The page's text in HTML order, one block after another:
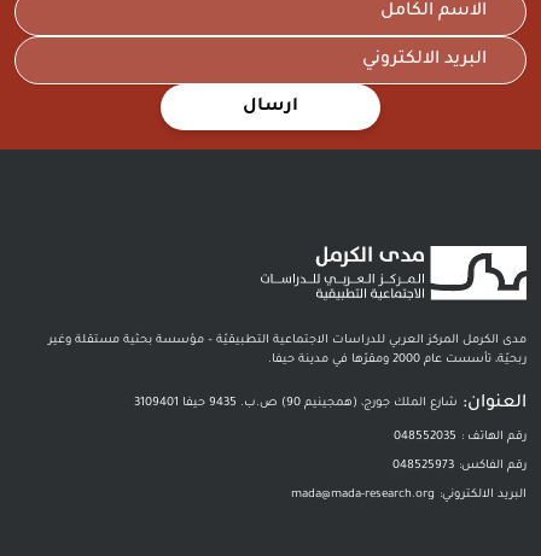
ارسال
مدى الكرمل المركز العربي للدراسات الاجتماعية التطبيقيّة – مؤسسة بحثية مستقلة وغير
ربحيّة، تأسست عام 2000 ومقرّها في مدينة حيفا.
العنوان: شارع الملك جورج، (همجينيم 90) ص.ب. 9435 حيفا 3109401
رقم الهاتف : 048552035
رقم الفاكس: 048525973
البريد الالكتروني: mada@mada-research.org